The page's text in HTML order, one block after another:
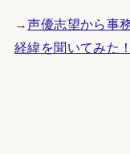
→声優志望から事
経緯を聞いてみた！